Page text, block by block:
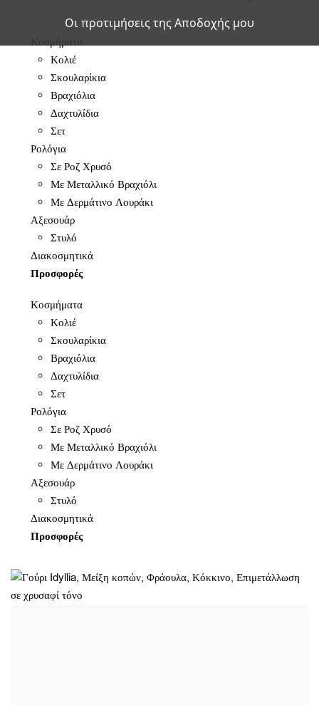
Κοσμήματα
Κολιέ
Σκουλαρίκια
Βραχιόλια
Δαχτυλίδια
Σετ
Ρολόγια
Σε Ροζ Χρυσό
Με Μεταλλικό Βραχιόλι
Με Δερμάτινο Λουράκι
Αξεσουάρ
Στυλό
Διακοσμητικά
Προσφορές
Κοσμήματα
Κολιέ
Σκουλαρίκια
Βραχιόλια
Δαχτυλίδια
Σετ
Ρολόγια
Σε Ροζ Χρυσό
Με Μεταλλικό Βραχιόλι
Με Δερμάτινο Λουράκι
Αξεσουάρ
Στυλό
Διακοσμητικά
Προσφορές
Οι προτιμήσεις της Αποδοχής μου